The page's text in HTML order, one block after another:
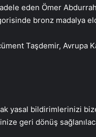
eden Ömer
bronz madalya
Taşdemir, Avrupa
yasal bildirimlerinizi
geri dönüş
Bigo Elmas
Hizmetleri